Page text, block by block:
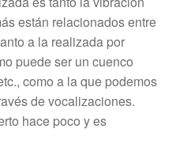
están relacionados entre
a la realizada por
puede ser un cuenco
como a la que podemos
de vocalizaciones.
hace poco y es